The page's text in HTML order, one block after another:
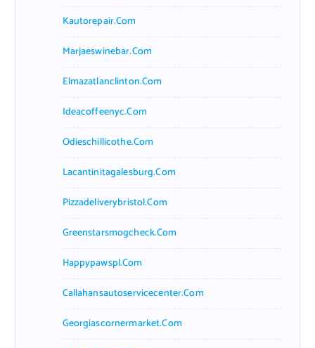
Kautorepair.com
Marjaeswinebar.com
Elmazatlanclinton.com
Ideacoffeenyc.com
Odieschillicothe.com
Lacantinitagalesburg.com
Pizzadeliverybristol.com
Greenstarsmogcheck.com
Happypawspl.com
Callahansautoservicecenter.com
Georgiascornermarket.com